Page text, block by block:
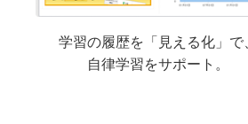
学習の履歴を「見える化」で、
自律学習をサポート。